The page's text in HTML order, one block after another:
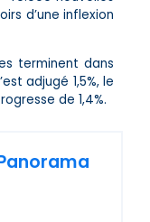
d’une inflexion
terminent dans
adjugé 1,5%, le
de 1,4%.